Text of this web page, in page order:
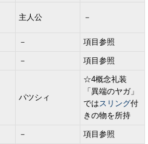
主人公 －
－ 項目参照
－ 項目参照
パツシィ
☆4概念礼装
「異端のヤガ」
では スリング付
きの物を所持
－ 項目参照